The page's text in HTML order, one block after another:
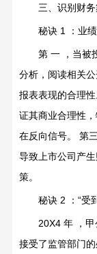
三、识别财
秘诀1 ：业
第 一 ，当被
分析，阅读相关
报表表现的合理性
证其商业合理性
在反向信号。
第
导致上市公司产
策。
秘诀2 ： “受
20X4 年
，
接受了监管部门